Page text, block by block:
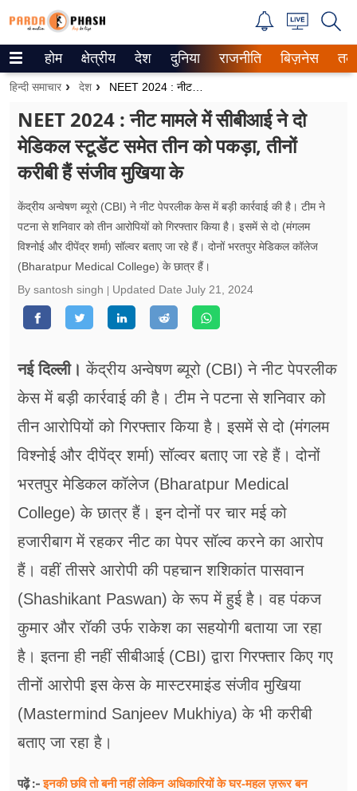
Trending on Google News
वेब स्टोरीज
उत्तर प्रदेश
गैलरी
वीडियो
रिलेशनशिप
जीवन मंत्रा
फूड
सेहत
ब्‍यूटी
शिक्षा
अन्य खबरें
होम क्षेत्रीय देश दुनिया राजनीति बिज़नेस
हिन्दी समाचार देश
NEET 2024 : नीट मामले में सीबीआई ने दो
मेडिकल स्टूडेंट समेत तीन को पकड़ा, तीनों
करीबी हैं संजीव मुखिया के
केंद्रीय अन्वेषण ब्यूरो (CBI) ने नीट पेपरलीक केस में बड़ी कार्रवाई की है। टीम ने
पटना से शनिवार को तीन आरोपियों को गिरफ्तार किया है। इसमें से दो (मंगलम
विश्नोई और दीपेंद्र शर्मा) सॉल्वर बताए जा रहे हैं। दोनों भरतपुर मेडिकल कॉलेज
(Bharatpur Medical College) के छात्र हैं।
By santosh singh
Updated Date July 21, 2024
नई दिल्ली। केंद्रीय अन्वेषण ब्यूरो (CBI) ने नीट पेपरलीक
केस में बड़ी कार्रवाई की है। टीम ने पटना से शनिवार को
तीन आरोपियों को गिरफ्तार किया है। इसमें से दो (मंगलम
विश्नोई और दीपेंद्र शर्मा) सॉल्वर बताए जा रहे हैं। दोनों
भरतपुर मेडिकल कॉलेज (Bharatpur Medical
College) के छात्र हैं। इन दोनों पर चार मई को
हजारीबाग में रहकर नीट का पेपर सॉल्व करने का आरोप
हैं। वहीं तीसरे आरोपी की पहचान शशिकांत पासवान
(Shashikant Paswan) के रूप में हुई है। वह पंकज
कुमार और रॉकी उर्फ राकेश का सहयोगी बताया जा रहा
है। इतना ही नहीं सीबीआई (CBI) द्वारा गिरफ्तार किए गए
तीनों आरोपी इस केस के मास्टरमाइंड संजीव मुखिया
(Mastermind Sanjeev Mukhiya) के भी करीबी
बताए जा रहा है।
पढ़ें :-इनकी छवि तो बनी नहीं लेकिन अधिकारियों के घर-महल ज़रूर बन